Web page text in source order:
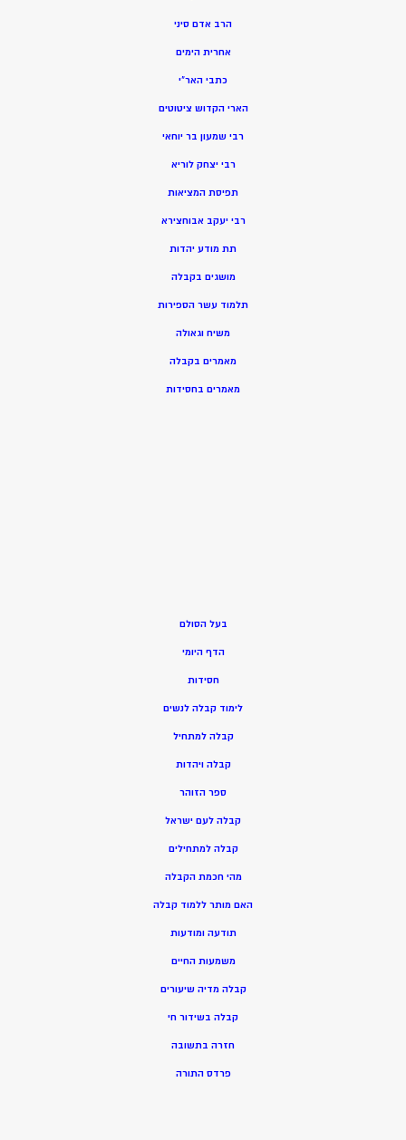
הרב אדם סיני
אחרית הימים
כתבי האר”י
הארי הקדוש ציטוטים
רבי שמעון בר יוחאי
רבי יצחק לוריא
תפיסת המציאות
רבי יעקב אבוחצירא
תת מודע יהדות
מושגים בקבלה
תלמוד עשר הספירות
משיח וגאולה
מאמרים בקבלה
מאמרים בחסידות
בעל הסולם
הדף היומי
חסידות
לימוד קבלה לנשים
קבלה למתחיל
קבלה ויהדות
ספר הזוהר
קבלה לעם ישראל
קבלה למתחילים
מהי חכמת הקבלה
האם מותר ללמוד קבלה
תודעה ומודעות
משמעות החיים
קבלה מדיה שיעורים
קבלה בשידור חי
חזרה בתשובה
פרדס התורה